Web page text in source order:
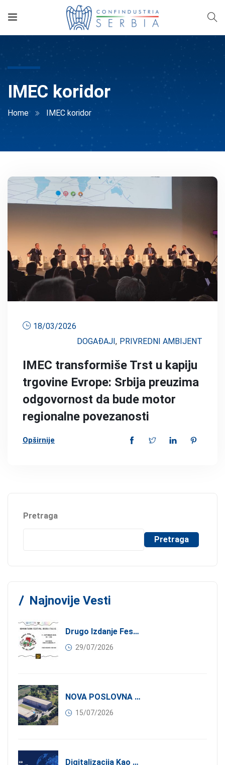
IMEC koridor
Home IMEC koridor
18/03/2026
DOGAĐAJI , PRIVREDNI AMBIJENT
IMEC transformiše Trst u kapiju
trgovine Evrope: Srbija preuzima
odgovornost da bude motor
regionalne povezanosti
Opširnije
Pretraga
Pretraga
Najnovije Vesti
Drugo Izdanje Festivala JEDI.VOLI.DONIRAJ: Spoj Gastronomije I Solidarnosti
29/07/2026
NOVA POSLOVNA PRILIKA ZA ČLANOVE KONFINDUSTRIJE SRBIJA: Izdavanje Moderne Industrijske Hale U Pančevu – 1.200 M² U Industrijskoj Zoni
15/07/2026
Digitalizacija Kao Pokretač Internacionalizacije